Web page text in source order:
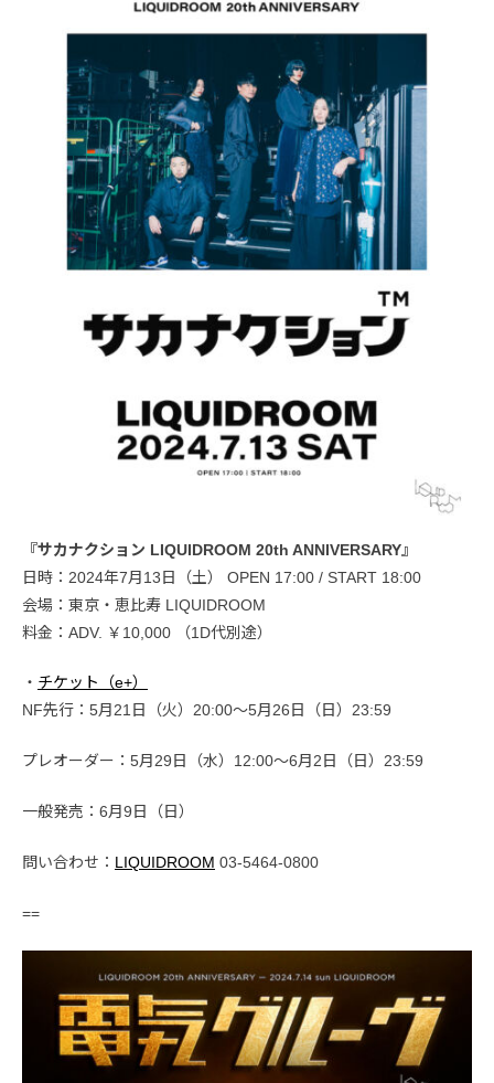
『サカナクション LIQUIDROOM 20th ANNIVERSARY』
日時：2024年7月13日（土） OPEN 17:00 / START 18:00
会場：東京・恵比寿 LIQUIDROOM
料金：ADV. ￥10,000 （1D代別途）
・ チケット（e+）
NF先行：5月21日（火）20:00～5月26日（日）23:59
プレオーダー：5月29日（水）12:00～6月2日（日）23:59
一般発売：6月9日（日）
問い合わせ： LIQUIDROOM 03-5464-0800
==